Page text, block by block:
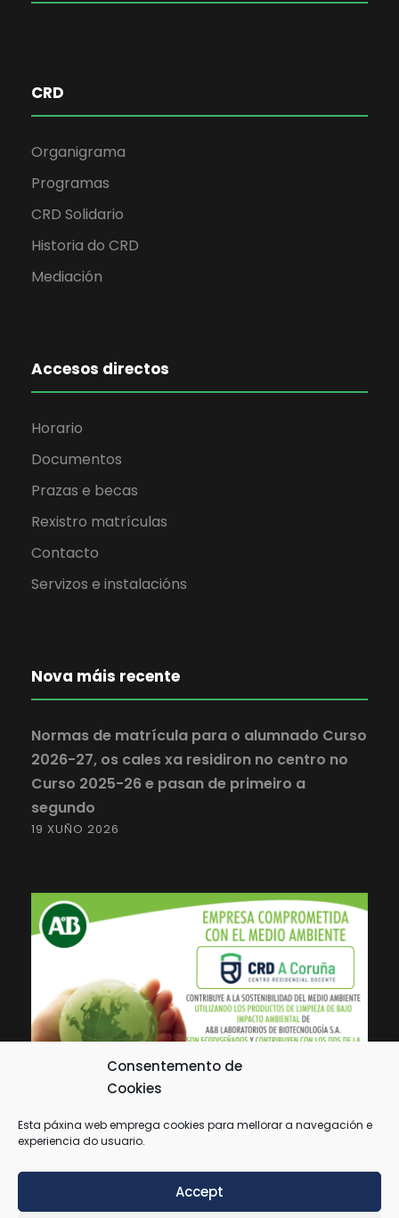
Consentemento de
Cookies
Esta páxina web emprega cookies para mellorar a navegación e
experiencia do usuario.
Accept
CRD
Organigrama
Programas
CRD Solidario
Historia do CRD
Mediación
Accesos directos
Horario
Documentos
Prazas e becas
Rexistro matrículas
Contacto
Servizos e instalacións
Nova máis recente
Normas de matrícula para o alumnado Curso
2026-27, os cales xa residiron no centro no
Curso 2025-26 e pasan de primeiro a
segundo
19 XUÑO 2026